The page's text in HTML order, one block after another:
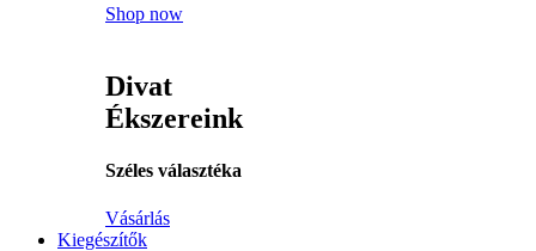
Shop now
Divat
Ékszereink
Széles választéka
Vásárlás
Kiegészítők